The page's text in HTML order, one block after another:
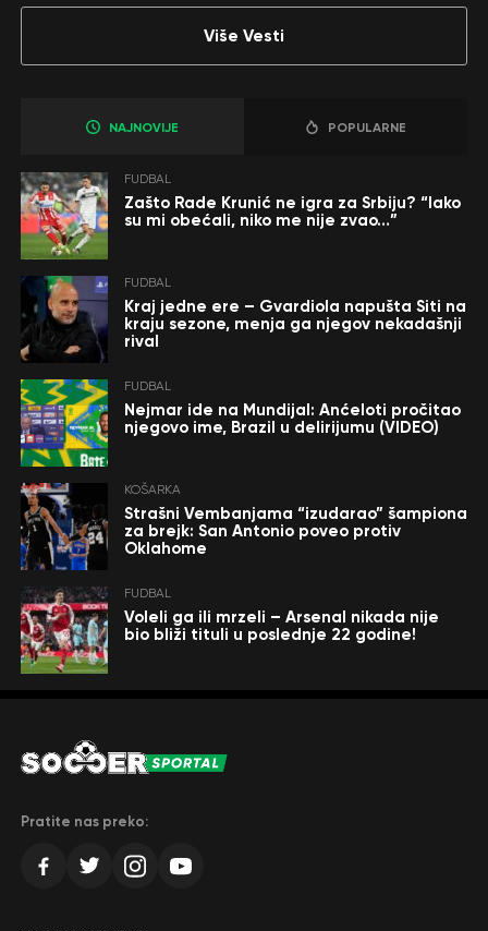
Više Vesti
NAJNOVIJE POPULARNE
FUDBAL
Zašto Rade Krunić ne igra za Srbiju? “Iako
su mi obećali, niko me nije zvao…”
FUDBAL
Kraj jedne ere – Gvardiola napušta Siti na
kraju sezone, menja ga njegov nekadašnji
rival
FUDBAL
Nejmar ide na Mundijal: Anćeloti pročitao
njegovo ime, Brazil u delirijumu (VIDEO)
KOŠARKA
Strašni Vembanjama “izudarao” šampiona
za brejk: San Antonio poveo protiv
Oklahome
FUDBAL
Voleli ga ili mrzeli – Arsenal nikada nije
bio bliži tituli u poslednje 22 godine!
Pratite nas preko: